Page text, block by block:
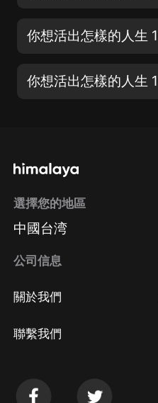
選擇您的地區
中國台湾
公司信息
關於我們
聯繫我們